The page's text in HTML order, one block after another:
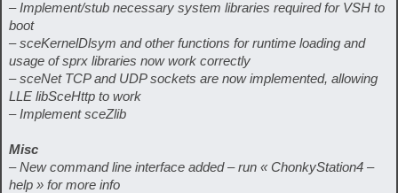
– Implement/stub necessary system libraries required for VSH to
boot
– sceKernelDlsym and other functions for runtime loading and
usage of sprx libraries now work correctly
– sceNet TCP and UDP sockets are now implemented, allowing
LLE libSceHttp to work
– Implement sceZlib
Misc
– New command line interface added – run « ChonkyStation4 –
help » for more info